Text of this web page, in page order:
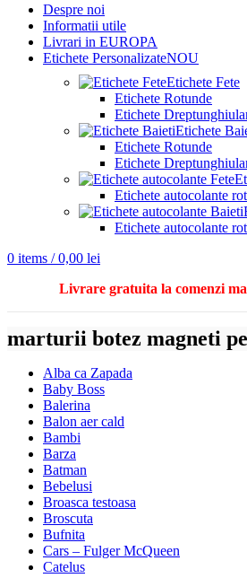
Despre noi
Informatii utile
Livrari in EUROPA
Etichete PersonalizateNOU
Etichete Fete
Etichete Rotunde
Etichete
Etichete
Etichete Rotunde
Etichete
Etichete autocolante
Etichete autocolante
0 items / 0,00 lei
Livrare gratuita la comenzi
marturii botez magneti
Alba ca Zapada
Baby Boss
Balerina
Balon aer cald
Bambi
Barza
Batman
Bebelusi
Broasca testoasa
Broscuta
Bufnita
Cars – Fulger McQueen
Catelus